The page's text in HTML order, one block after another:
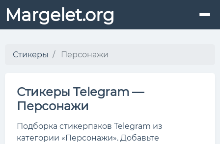
Margelet.org
Стикеры Персонажи
Стикеры Telegram —
Персонажи
Подборка стикерпаков Telegram из
категории «Персонажи». Добавьте